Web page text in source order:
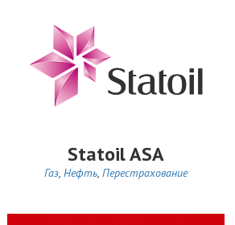
Statoil ASA
Газ, Нефть, Перестрахование